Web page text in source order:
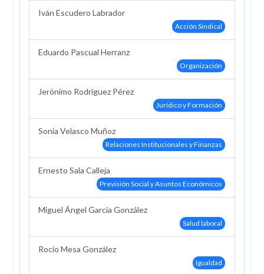
Iván Escudero Labrador
Acción Sindical
Eduardo Pascual Herranz
Organización
Jerónimo Rodríguez Pérez
Jurídico y Formación
Sonia Velasco Muñoz
Relaciones Institucionales y Finanzas
Ernesto Sala Calleja
Previsión Social y Asuntos Económicos
Miguel Ángel García González
Salud laboral
Rocío Mesa González
Igualdad